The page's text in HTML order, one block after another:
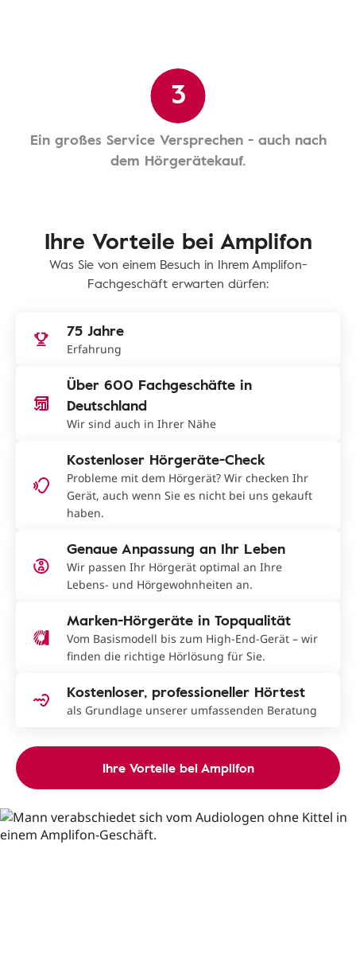
3
Ein großes Service Versprechen - auch nach
dem Hörgerätekauf.
Ihre Vorteile bei Amplifon
Was Sie von einem Besuch in Ihrem Amplifon-
Fachgeschäft erwarten dürfen:
75 Jahre
Erfahrung
Über 600 Fachgeschäfte in
Deutschland
Wir sind auch in Ihrer Nähe
Kostenloser Hörgeräte-Check
Probleme mit dem Hörgerät? Wir checken Ihr
Gerät, auch wenn Sie es nicht bei uns gekauft
haben.
Genaue Anpassung an Ihr Leben
Wir passen Ihr Hörgerät optimal an Ihre
Lebens- und Hörgewohnheiten an.
Marken-Hörgeräte in Topqualität
Vom Basismodell bis zum High-End-Gerät – wir
finden die richtige Hörlösung für Sie.
Kostenloser, professioneller Hörtest
als Grundlage unserer umfassenden Beratung
Ihre Vorteile bei Amplifon